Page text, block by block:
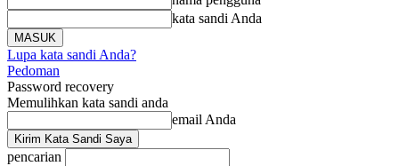
kata sandi Anda
Lupa kata sandi Anda?
Pedoman
Password recovery
Memulihkan kata sandi anda
email Anda
pencarian